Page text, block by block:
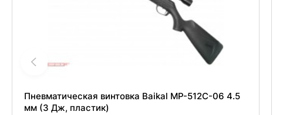
Пневматическая винтовка Baikal МР-512С-06 4.5
мм (3 Дж, пластик)